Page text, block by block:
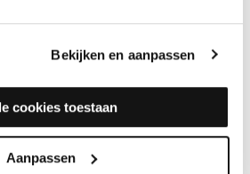
Bekijken en aanpassen
cookies toestaan
Aanpassen
zijn eenvoudig op maat te maken door
hoeft geen buizen te demonteren
dan175 kleuren